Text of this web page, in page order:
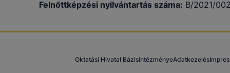
Felnőttképzési nyilvántartás száma: B/2021/
Oktatási Hivatal BázisintézményeAdatkezelés